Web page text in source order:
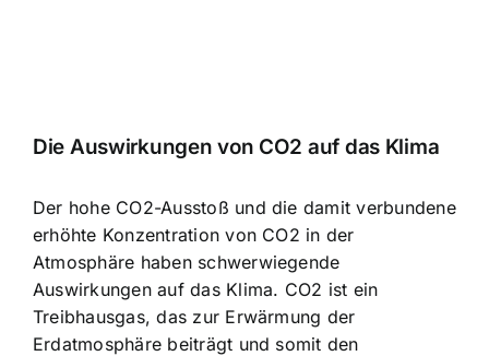
Die Auswirkungen von CO2 auf das Klima
Der hohe CO2-Ausstoß und die damit verbundene
erhöhte Konzentration von CO2 in der
Atmosphäre haben schwerwiegende
Auswirkungen auf das Klima. CO2 ist ein
Treibhausgas, das zur Erwärmung der
Erdatmosphäre beiträgt und somit den